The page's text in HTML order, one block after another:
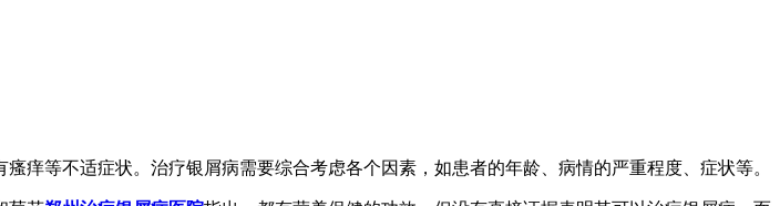
痒等不适症状。治疗银屑病需要综合考虑各个因素，如患者的年龄、病情的严重程度、症状等。